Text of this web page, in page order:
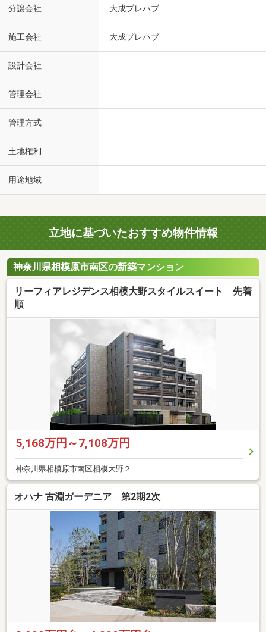
分譲会社 大成プレハブ
施工会社 大成プレハブ
設計会社
管理会社
管理方式
土地権利
用途地域
立地に基づいたおすすめ物件情報
神奈川県相模原市南区の新築マンション
リーフィアレジデンス相模大野スタイルスイート 先着
順
5,168万円～7,108万円
神奈川県相模原市南区相模大野２
オハナ 古淵ガーデニア 第2期2次